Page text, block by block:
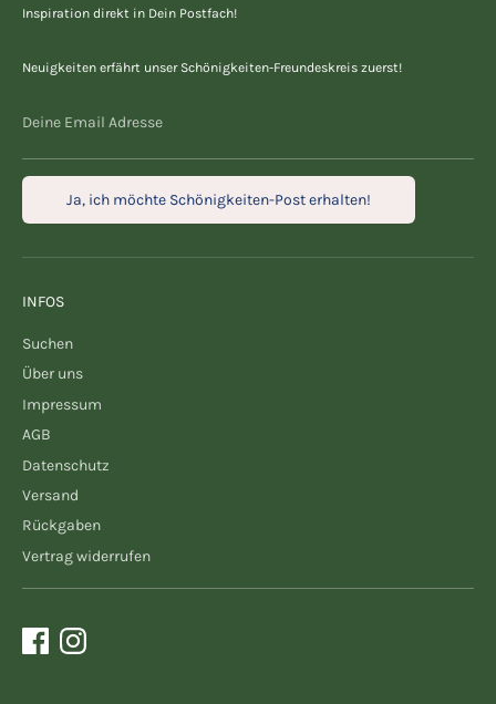
Inspiration direkt in Dein Postfach!
Neuigkeiten erfährt unser Schönigkeiten-Freundeskreis zuerst!
Deine Email Adresse
Ja, ich möchte Schönigkeiten-Post erhalten!
INFOS
Suchen
Über uns
Impressum
AGB
Datenschutz
Versand
Rückgaben
Vertrag widerrufen